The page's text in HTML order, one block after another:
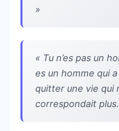
»
« Tu n’es pas un
es un homme qui
quitter une vie qui
correspondait